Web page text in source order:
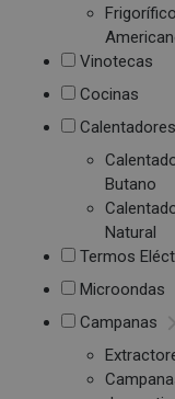
Vinotecas
Cocinas
Calentadores
Butano
Natural
Termos
Microondas
Campanas